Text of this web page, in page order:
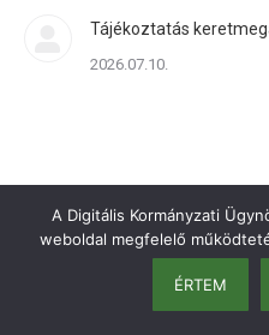
Tájékoztatás
2026.07.10.
A Digitális Kormányzati
weboldal megfelelő
ÉRTEM